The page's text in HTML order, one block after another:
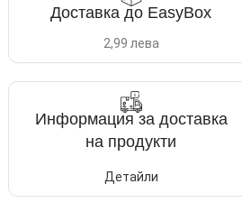
Доставка до EasyBox
2,99 лева
Информация за доставка
на продукти
Детайли